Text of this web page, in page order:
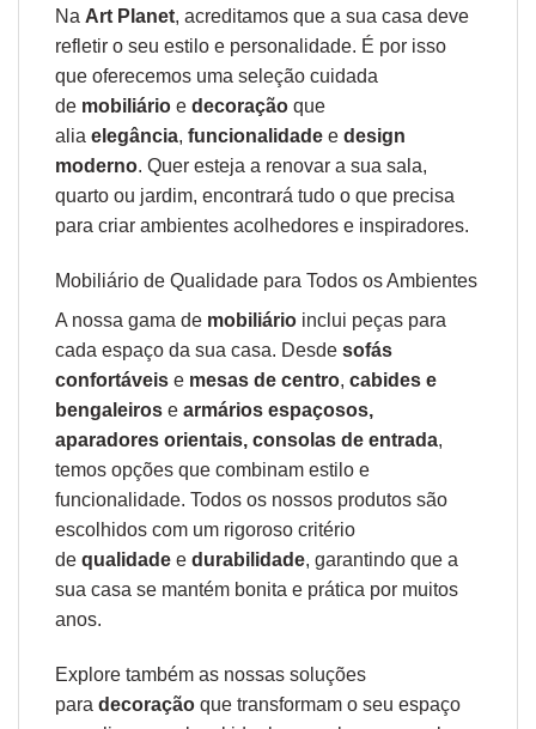
Na Art Planet, acreditamos que a sua casa deve
refletir o seu estilo e personalidade. É por isso
que oferecemos uma seleção cuidada
de mobiliário e decoração que
alia elegância, funcionalidade e design
moderno. Quer esteja a renovar a sua sala,
quarto ou jardim, encontrará tudo o que precisa
para criar ambientes acolhedores e inspiradores.
Mobiliário de Qualidade para Todos os Ambientes
A nossa gama de mobiliário inclui peças para
cada espaço da sua casa. Desde sofás
confortáveis e mesas de centro, cabides e
bengaleiros e armários espaçosos,
aparadores orientais, consolas de entrada,
temos opções que combinam estilo e
funcionalidade. Todos os nossos produtos são
escolhidos com um rigoroso critério
de qualidade e durabilidade, garantindo que a
sua casa se mantém bonita e prática por muitos
anos.
Explore também as nossas soluções
para decoração que transformam o seu espaço